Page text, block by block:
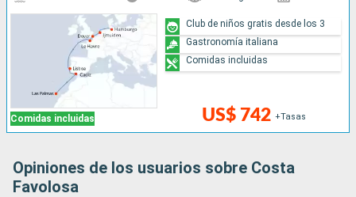
Comidas incluidas US$ 742 +Tasas
Club de niños gratis desde los 3
Gastronomía italiana
Comidas incluidas
Opiniones de los usuarios sobre Costa
Favolosa